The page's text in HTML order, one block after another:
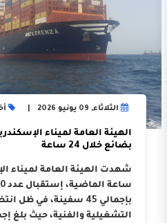
الثلاثاء, 09 يونيو 2026
بضائع خلال 24 ساعة
بإجمالي 45 سفينة، في
التشغيلية والفنية، حيث بلغ